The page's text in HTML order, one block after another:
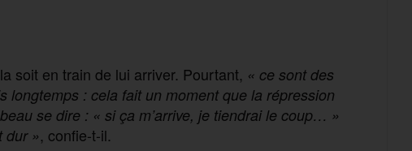
soit en train de lui arriver. Pourtant, « ce sont des
longtemps : cela fait un moment que la répression
se dire : « si ça m’arrive, je tiendrai le coup… »
dur », confie-t-il.